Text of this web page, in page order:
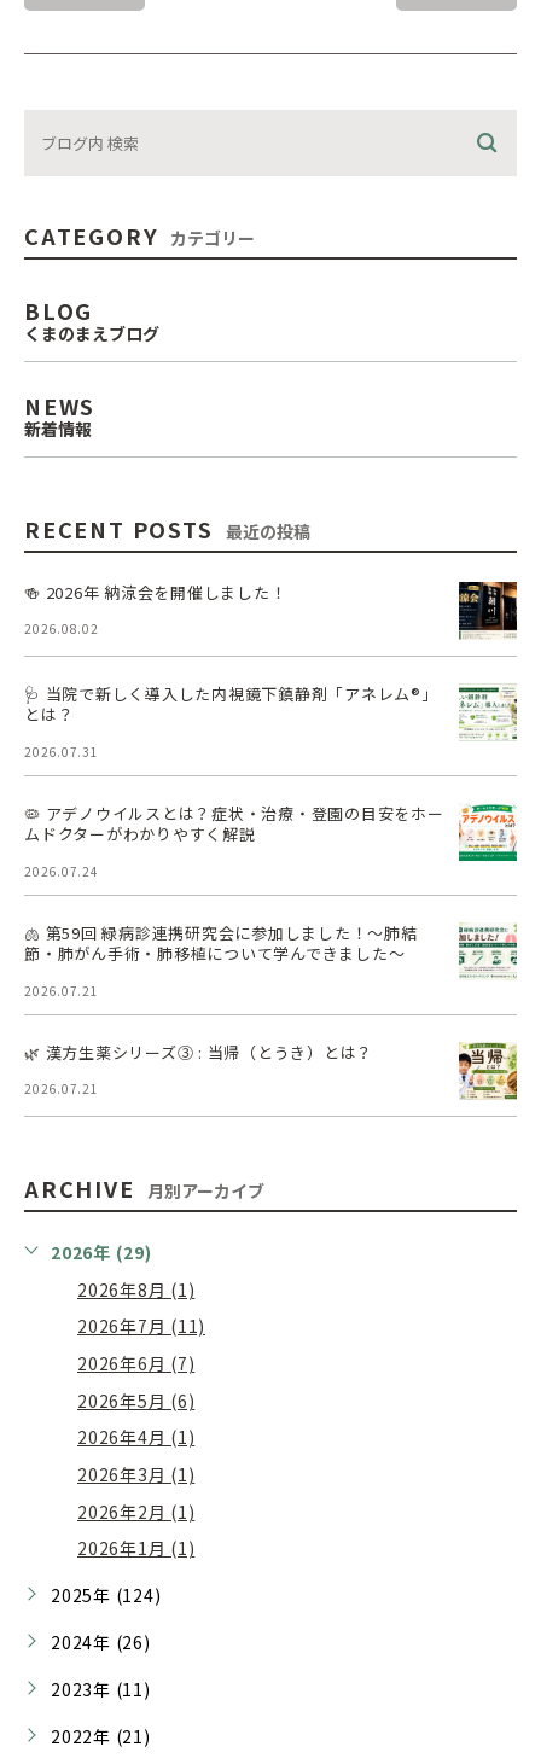
CATEGORY カテゴリー
BLOG
くまのまえブログ
NEWS
新着情報
RECENT POSTS 最近の投稿
🍻 2026年 納涼会を開催しました！
2026.08.02
🩺 当院で新しく導入した内視鏡下鎮静剤「アネレム®」
とは？
2026.07.31
🦠 アデノウイルスとは？症状・治療・登園の目安をホー
ムドクターがわかりやすく解説
2026.07.24
🫁 第59回 緑病診連携研究会に参加しました！～肺結
節・肺がん手術・肺移植について学んできました～
2026.07.21
🌿 漢方生薬シリーズ③ : 当帰（とうき）とは？
2026.07.21
ARCHIVE 月別アーカイブ
2026年 (29)
2026年8月 (1)
2026年7月 (11)
2026年6月 (7)
2026年5月 (6)
2026年4月 (1)
2026年3月 (1)
2026年2月 (1)
2026年1月 (1)
2025年 (124)
2024年 (26)
2023年 (11)
2022年 (21)